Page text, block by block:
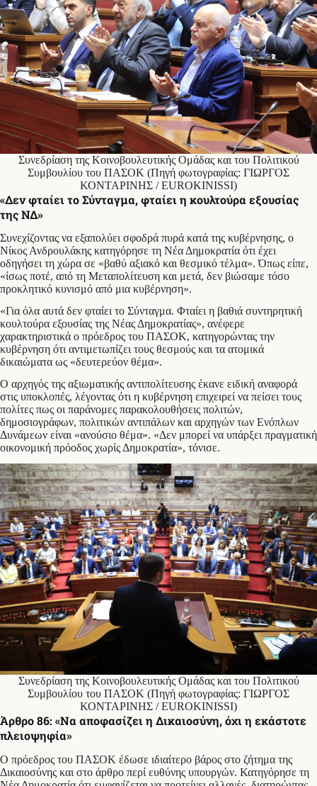
Συνεδρίαση της Κοινοβουλευτικής Ομάδας και του Πολιτικού
Συμβουλίου του ΠΑΣΟΚ (Πηγή φωτογραφίας: ΓΙΩΡΓΟΣ
ΚΟΝΤΑΡΙΝΗΣ / EUROKINISSI)
«Δεν φταίει το Σύνταγμα, φταίει η κουλτούρα εξουσίας
της ΝΔ»
Συνεχίζοντας να εξαπολύει σφοδρά πυρά κατά της κυβέρνησης, ο
Νίκος Ανδρουλάκης κατηγόρησε τη Νέα Δημοκρατία ότι έχει
οδηγήσει τη χώρα σε «βαθύ αξιακό και θεσμικό τέλμα». Όπως είπε,
«ίσως ποτέ, από τη Μεταπολίτευση και μετά, δεν βιώσαμε τόσο
προκλητικό κυνισμό από μια κυβέρνηση».
«Για όλα αυτά δεν φταίει το Σύνταγμα. Φταίει η βαθιά συντηρητική
κουλτούρα εξουσίας της Νέας Δημοκρατίας», ανέφερε
χαρακτηριστικά ο πρόεδρος του ΠΑΣΟΚ, κατηγορώντας την
κυβέρνηση ότι αντιμετωπίζει τους θεσμούς και τα ατομικά
δικαιώματα ως «δευτερεύον θέμα».
Ο αρχηγός της αξιωματικής αντιπολίτευσης έκανε ειδική αναφορά
στις υποκλοπές, λέγοντας ότι η κυβέρνηση επιχειρεί να πείσει τους
πολίτες πως οι παράνομες παρακολουθήσεις πολιτών,
δημοσιογράφων, πολιτικών αντιπάλων και αρχηγών των Ενόπλων
Δυνάμεων είναι «ανούσιο θέμα». «Δεν μπορεί να υπάρξει πραγματική
οικονομική πρόοδος χωρίς Δημοκρατία», τόνισε.
Συνεδρίαση της Κοινοβουλευτικής Ομάδας και του Πολιτικού
Συμβουλίου του ΠΑΣΟΚ (Πηγή φωτογραφίας: ΓΙΩΡΓΟΣ
ΚΟΝΤΑΡΙΝΗΣ / EUROKINISSI)
Άρθρο 86: «Να αποφασίζει η Δικαιοσύνη, όχι η εκάστοτε
πλειοψηφία»
Ο πρόεδρος του ΠΑΣΟΚ έδωσε ιδιαίτερο βάρος στο ζήτημα της
Δικαιοσύνης και στο άρθρο περί ευθύνης υπουργών. Κατηγόρησε τη